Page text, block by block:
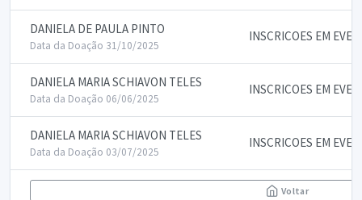
DANIELA DE PAULA PINTO
Data da Doação 31/10/2025
INSCRICOES EM
DANIELA MARIA SCHIAVON TELES
Data da Doação 06/06/2025
INSCRICOES EM
DANIELA MARIA SCHIAVON TELES
Data da Doação 03/07/2025
INSCRICOES EM
Voltar